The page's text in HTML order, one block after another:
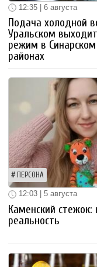
12:35 | 6 августа
Подача холодной
Уральском
режим в
районах
ПЕРСОНА
12:03 | 5 августа
Каменский
реальность